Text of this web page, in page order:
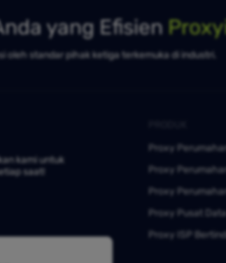
yang Efisien
oleh standar pihak ketiga terkemuka di industri.
kami untuk
saat!
Proxy
Proxy
Proxy
Proxy Pusat
Proxy ISP